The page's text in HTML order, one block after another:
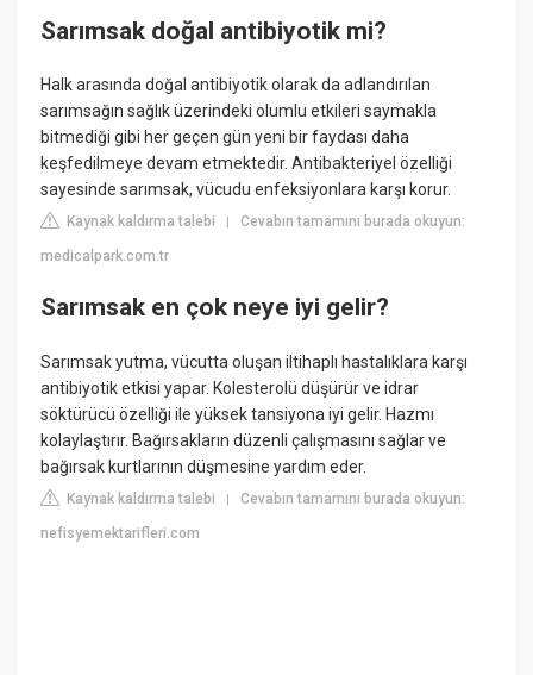
Sarımsak doğal antibiyotik mi?
Halk arasında doğal antibiyotik olarak da adlandırılan
sarımsağın sağlık üzerindeki olumlu etkileri saymakla
bitmediği gibi her geçen gün yeni bir faydası daha
keşfedilmeye devam etmektedir. Antibakteriyel özelliği
sayesinde sarımsak, vücudu enfeksiyonlara karşı korur.
Kaynak kaldırma talebi |Cevabın tamamını burada okuyun:
medicalpark.com.tr
Sarımsak en çok neye iyi gelir?
Sarımsak yutma, vücutta oluşan iltihaplı hastalıklara karşı
antibiyotik etkisi yapar. Kolesterolü düşürür ve idrar
söktürücü özelliği ile yüksek tansiyona iyi gelir. Hazmı
kolaylaştırır. Bağırsakların düzenli çalışmasını sağlar ve
bağırsak kurtlarının düşmesine yardım eder.
Kaynak kaldırma talebi |Cevabın tamamını burada okuyun:
nefisyemektarifleri.com